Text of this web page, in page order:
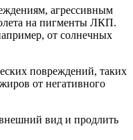
агрессивным
на пигменты ЛКП.
от солнечных
повреждений, таких
от негативного
вид и продлить